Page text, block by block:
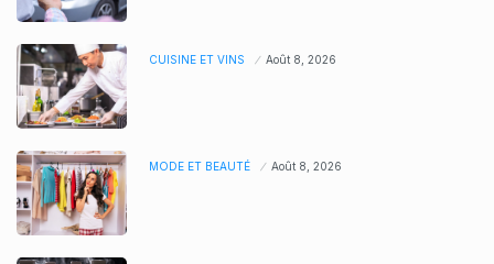
CUISINE ET VINS Août 8, 2026
MODE ET BEAUTÉ Août 8, 2026